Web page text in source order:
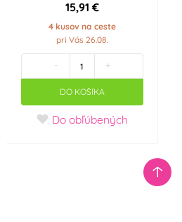
15,91 €
4 kusov na ceste
pri Vás 26.08.
- +
DO KOŠÍKA
Do obľúbených